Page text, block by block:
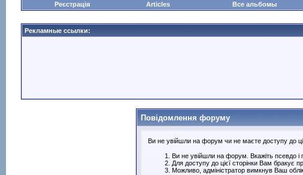
Реєстрація
Articles Все альбомы
Рекламные ссылки:
Повідомлення форуму
Ви не увійшли на форум чи не маєте доступу до
Ви не увійшли на форум. Вкажіть псевдо і
Для доступу до цієї сторінки Вам бракує
Можливо, адміністратор вимкнув Ваш